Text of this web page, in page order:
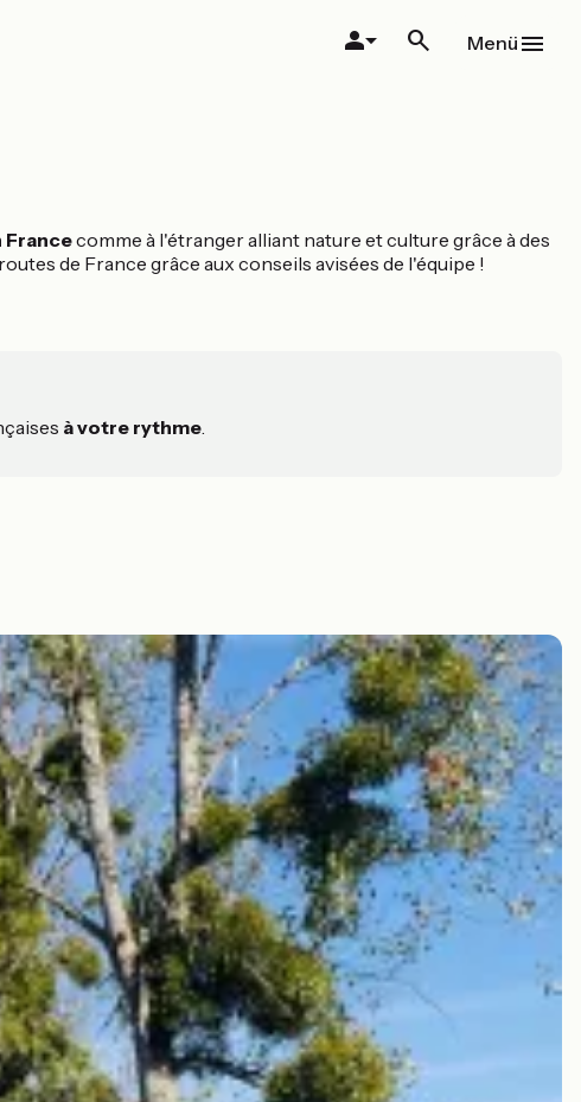
Menü
Francecomme à l'étranger alliant nature et culture grâce à des
de France grâce aux conseils avisées de l'équipe !
à votre rythme.